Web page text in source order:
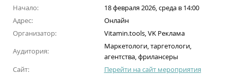
Начало:
18 февраля 2026, среда в 14:00
Адрес:
Онлайн
Организатор:
Vitamin.tools, VK Реклама
Аудитория:
Маркетологи, таргетологи,
агентства, фрилансеры
Сайт:
Перейти на сайт мероприятия